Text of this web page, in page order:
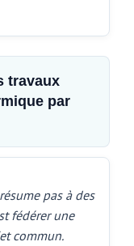
travaux
par
pas à des
fédérer une
commun.